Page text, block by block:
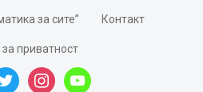
за сите” Контакт
приватност
instagramyoutube